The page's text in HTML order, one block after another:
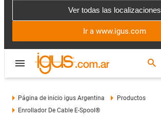
Ver todas las localizaciones
Ir a www.igus.com
Página de inicio igus Argentina
Productos
Enrollador De Cable E-Spool®